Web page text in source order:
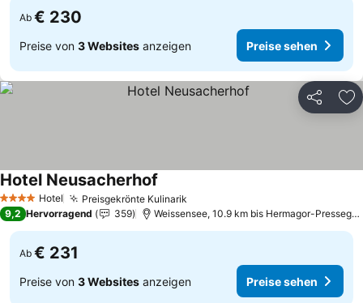
Ab € 230
Preise von 3 Websites anzeigen Preise sehen
Teilen
4 Sterne Hotel Preisgekrönte Kulinarik
Hotel Neusacherhof
9,2 Hervorragend 359 Weissensee, 10.9 km bis Hermagor-
Ab € 231
Preise von 3 Websites anzeigen Preise sehen